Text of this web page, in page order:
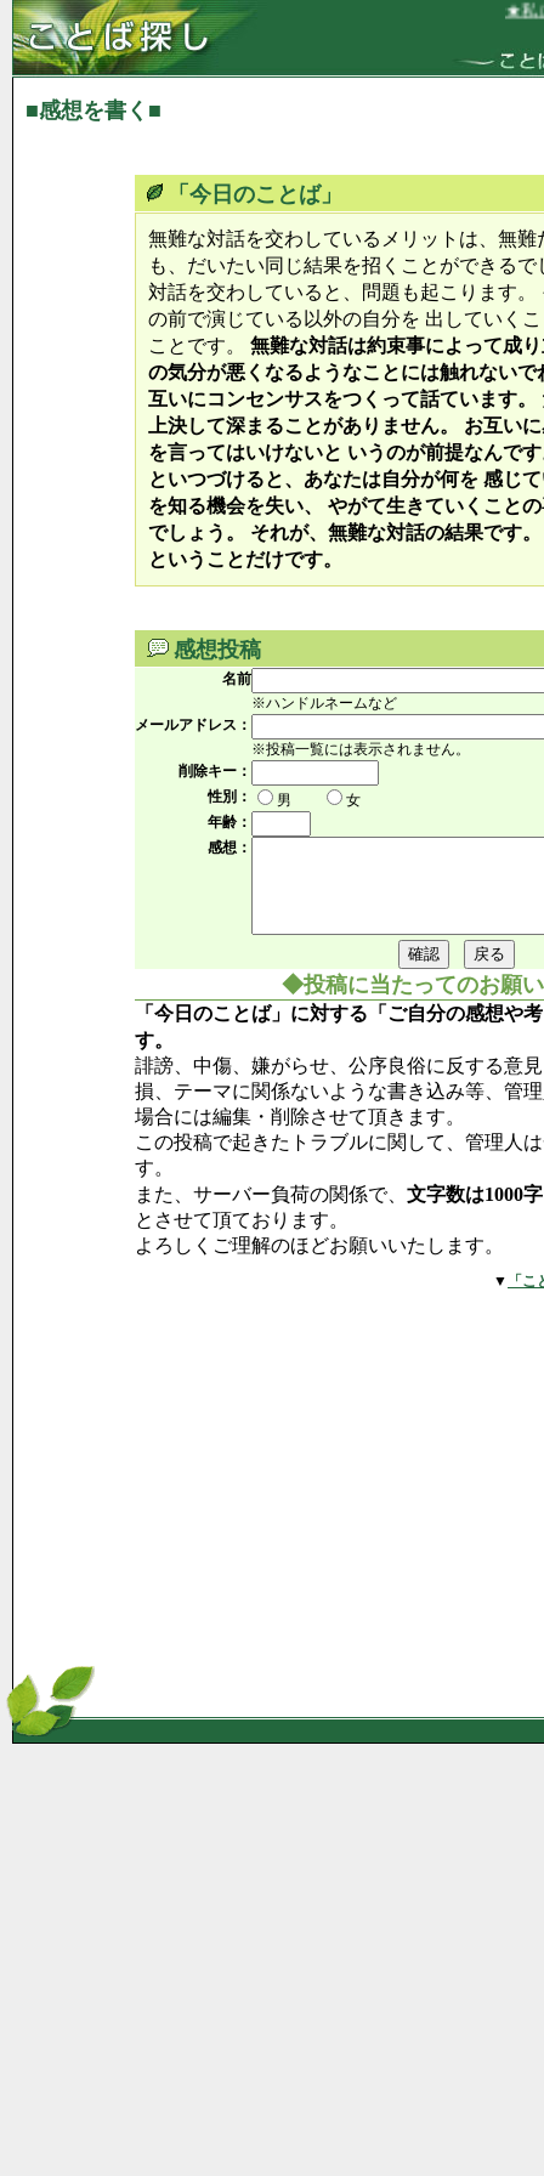
★私は
■感想を書く■
「今日のことば」
無難な対話を交わしているメリットは、無
も、だいたい同じ結果を招くことができる
対話を交わしていると、問題も起こります
の前で演じている以外の自分を 出していく
ことです。
無難な対話は約束事によって成
の気分が悪くなるようなことには触れない
互いにコンセンサスをつくって話ています
上決して深まることがありません。 お互い
を言ってはいけないと いうのが前提なんで
といつづけると、あなたは自分が何を 感じ
を知る機会を失い、 やがて生きていくこと
でしょう。 それが、無難な対話の結果です
ということだけです。
感想投稿
名前
※ハンドルネームなど
メールアドレス：
※投稿一覧には表示されません。
削除キー：
性別：
男
女
年齢：
感想：
◆投稿に当たってのお願
「今日のことば」に対する「ご自分の感想や
す。
誹謗、中傷、嫌がらせ、公序良俗に反する意
損、テーマに関係ないような書き込み等、管
場合には編集・削除させて頂きます。
この投稿で起きたトラブルに関して、管理人
す。
また、サーバー負荷の関係で、 文字数は1000
とさせて頂ております。
よろしくご理解のほどお願いいたします。
▼ 「